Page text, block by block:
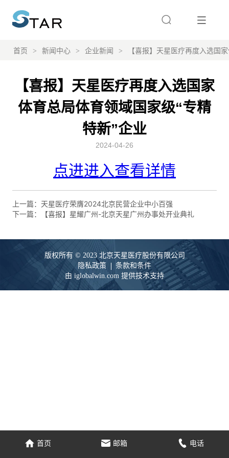
首页 > 新闻中心 > 企业新闻 > 【喜报】天星医疗再度入选国
【喜报】天星医疗再度入选国家
体育总局体育领域国家级“专精
特新”企业
2024-04-26
上一篇： 天星医疗荣膺2024北京民营企业中小百强
下一篇：
【喜报】星耀广州-北京天星广州办事处开业典礼
家 电子邮件 电话
版权所有 © 2023 北京天星医疗股份有限公司
隐私政策
条款和条件
由 iglobalwin.com 提供技术支持
首页 邮箱 电话